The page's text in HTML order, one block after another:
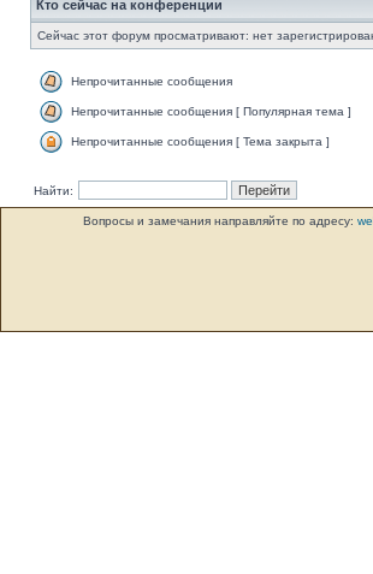
Кто сейчас на конференции
Сейчас этот форум просматривают: нет
Непрочитанные сообщения
Непрочитанные сообщения [ Популярная тема ]
Непрочитанные сообщения [ Тема закрыта ]
Найти:
Вопросы и замечания направляйте по адресу: